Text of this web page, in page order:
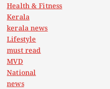
Health & Fitness
Kerala
kerala news
Lifestyle
must read
MVD
National
news